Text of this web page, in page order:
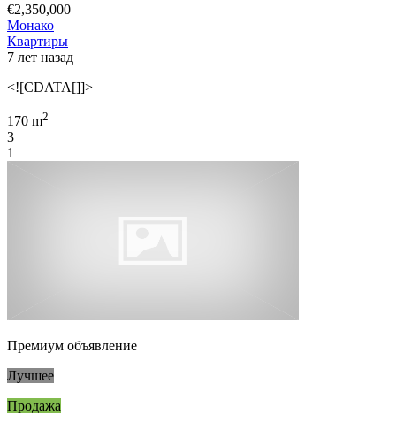
€2,350,000
Монако
Квартиры
7 лет назад
<![CDATA[]]>
170 m2
3
1
Премиум объявление
Лучшее
Продажа